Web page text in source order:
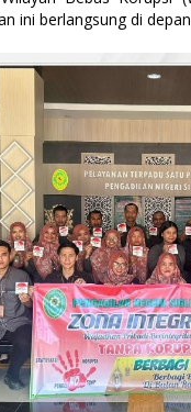
ini berlangsung di